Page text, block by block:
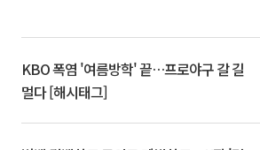
KBO 폭염 '여름방학' 끝…프로야구 갈 길
멀다 [해시태그]